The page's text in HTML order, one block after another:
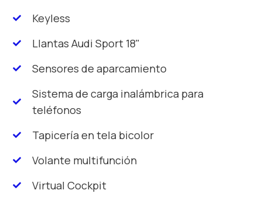
Keyless
Llantas Audi Sport 18"
Sensores de aparcamiento
Sistema de carga inalámbrica para
teléfonos
Tapicería en tela bicolor
Volante multifunción
Virtual Cockpit